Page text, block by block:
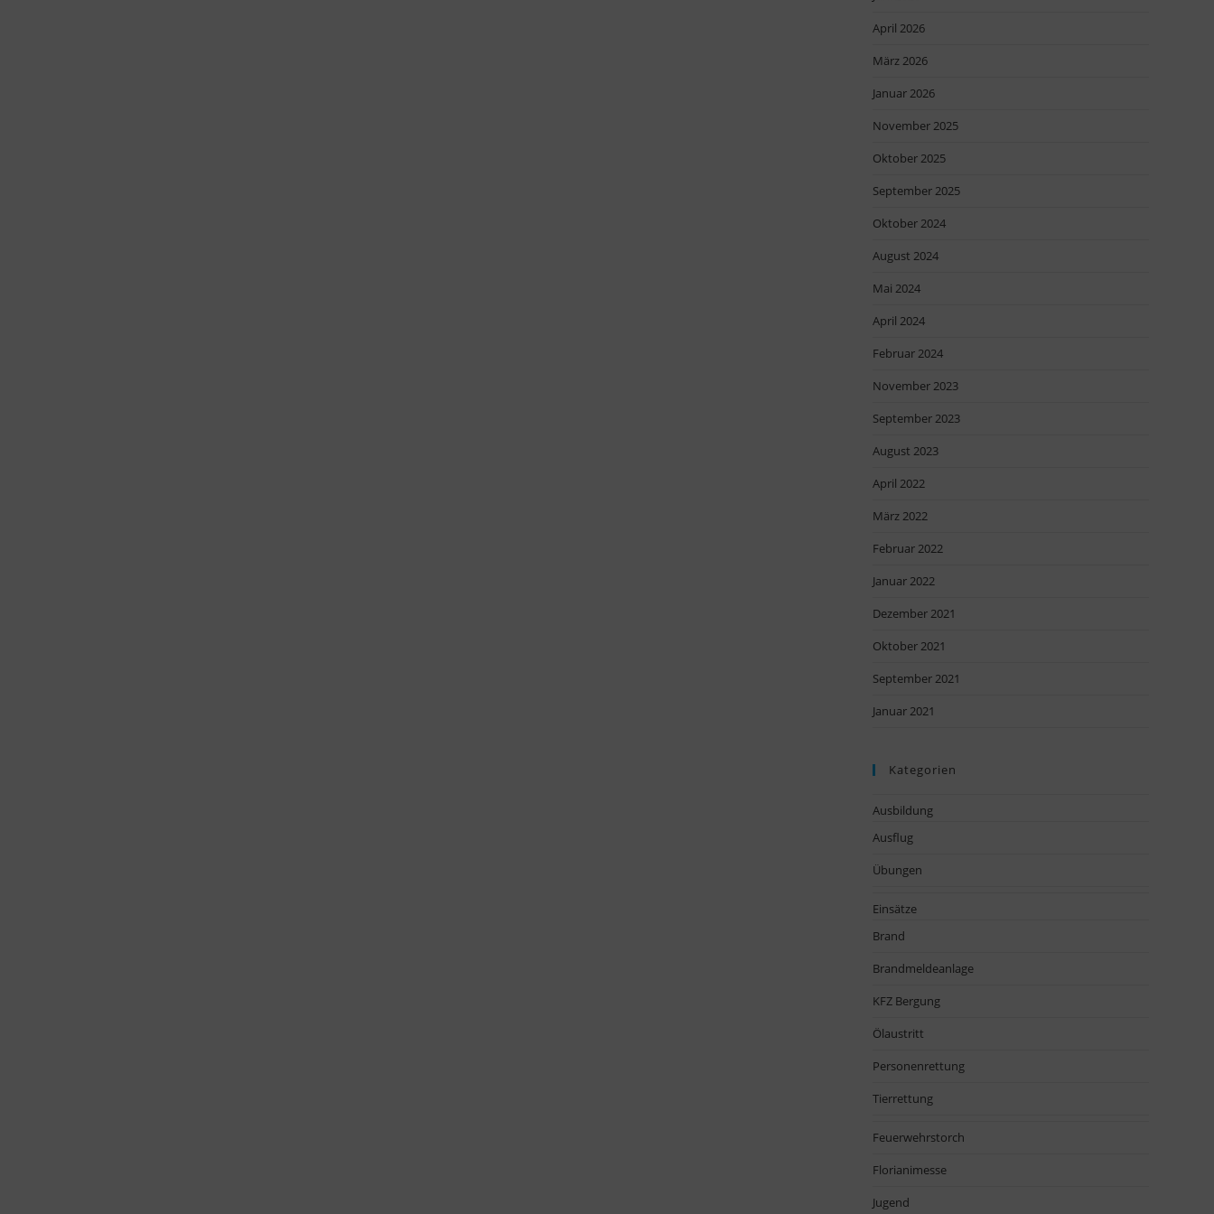
April 2026
März 2026
Januar 2026
November 2025
Oktober 2025
September 2025
Oktober 2024
August 2024
Mai 2024
April 2024
Februar 2024
November 2023
September 2023
August 2023
April 2022
März 2022
Februar 2022
Januar 2022
Dezember 2021
Oktober 2021
September 2021
Januar 2021
Kategorien
Ausbildung
Ausflug
Übungen
Einsätze
Brand
Brandmeldeanlage
KFZ Bergung
Ölaustritt
Personenrettung
Tierrettung
Feuerwehrstorch
Florianimesse
Jugend